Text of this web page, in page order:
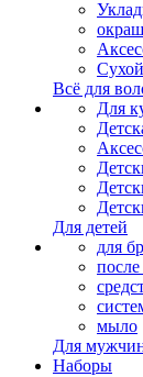
Всё для
Для
Для детей
для
мыло
Для
Наборы